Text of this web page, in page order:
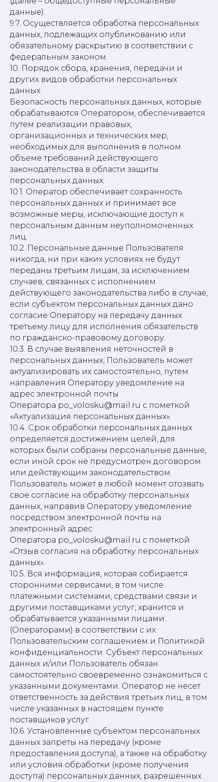
данные).
9.7. Осуществляется обработка персональных
данных, подлежащих опубликованию или
обязательному раскрытию в соответствии с
федеральным законом.
10. Порядок сбора, хранения, передачи и
других видов обработки персональных
данных
Безопасность персональных данных, которые
обрабатываются Оператором, обеспечивается
путем реализации правовых,
организационных и технических мер,
необходимых для выполнения в полном
объеме требований действующего
законодательства в области защиты
персональных данных.
10.1. Оператор обеспечивает сохранность
персональных данных и принимает все
возможные меры, исключающие доступ к
персональным данным неуполномоченных
лиц.
10.2. Персональные данные Пользователя
никогда, ни при каких условиях не будут
переданы третьим лицам, за исключением
случаев, связанных с исполнением
действующего законодательства либо в случае,
если субъектом персональных данных дано
согласие Оператору на передачу данных
третьему лицу для исполнения обязательств
по гражданско-правовому договору.
10.3. В случае выявления неточностей в
персональных данных, Пользователь может
актуализировать их самостоятельно, путем
направления Оператору уведомление на
адрес электронной почты
Оператора po_volosku@mail.ru с пометкой
«Актуализация персональных данных».
10.4. Срок обработки персональных данных
определяется достижением целей, для
которых были собраны персональные данные,
если иной срок не предусмотрен договором
или действующим законодательством.
Пользователь может в любой момент отозвать
свое согласие на обработку персональных
данных, направив Оператору уведомление
посредством электронной почты на
электронный адрес
Оператора po_volosku@mail.ru с пометкой
«Отзыв согласия на обработку персональных
данных».
10.5. Вся информация, которая собирается
сторонними сервисами, в том числе
платежными системами, средствами связи и
другими поставщиками услуг, хранится и
обрабатывается указанными лицами
(Операторами) в соответствии с их
Пользовательским соглашением и Политикой
конфиденциальности. Субъект персональных
данных и/или Пользователь обязан
самостоятельно своевременно ознакомиться с
указанными документами. Оператор не несет
ответственность за действия третьих лиц, в том
числе указанных в настоящем пункте
поставщиков услуг.
10.6. Установленные субъектом персональных
данных запреты на передачу (кроме
предоставления доступа), а также на обработку
или условия обработки (кроме получения
доступа) персональных данных, разрешенных